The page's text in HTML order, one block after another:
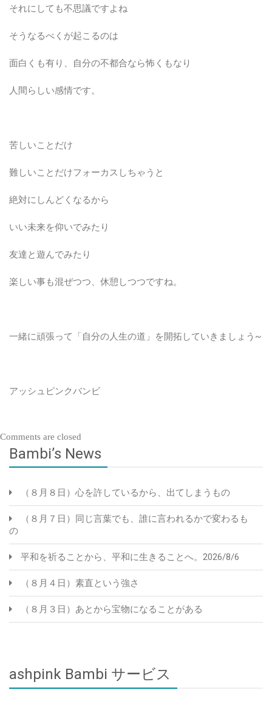
それにしても不思議ですよね
そうなるべくが起こるのは
面白くも有り、自分の不都合なら怖くもなり
人間らしい感情です。
苦しいことだけ
難しいことだけフォーカスしちゃうと
絶対にしんどくなるから
いい未来を仰いでみたり
友達と遊んでみたり
楽しい事も混ぜつつ、休憩しつつですね。
一緒に頑張って「自分の人生の道」を開拓していきましょう~
アッシュピンクバンビ
Comments are closed
Bambi’s News
（８月８日）心を許しているから、出てしまうもの
（８月７日）同じ言葉でも、誰に言われるかで変わるも
の
平和を祈ることから、平和に生きることへ。2026/8/6
（８月４日）素直という強さ
（８月３日）あとから宝物になることがある
ashpink Bambi サービス